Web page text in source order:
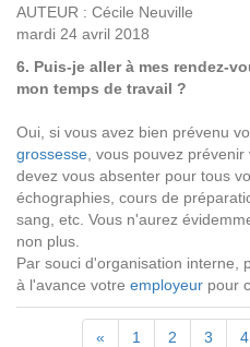
AUTEUR : Cécile Neuville
mardi 24 avril 2018
6. Puis-je aller à mes rendez-
mon temps de travail ?
Oui, si vous avez bien prévenu
grossesse , vous pouvez prévenir
devez vous absenter pour tous
échographies, cours de
sang, etc. Vous n'aurez
non plus.
Par souci d'organisation interne,
à l'avance votre employeur pour
« 1 2 3 4